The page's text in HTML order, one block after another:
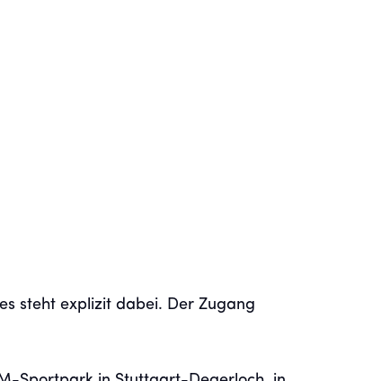
steht explizit dabei. Der Zugang